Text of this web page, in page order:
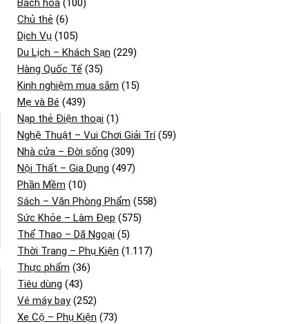
Bách hóa (100)
Chủ thẻ (6)
Dịch Vụ (105)
Du Lịch – Khách Sạn (229)
Hàng Quốc Tế (35)
Kinh nghiệm mua sắm (15)
Mẹ và Bé (439)
Nạp thẻ Điện thoại (1)
Nghệ Thuật – Vui Chơi Giải Trí(59)
Nhà cửa – Đời sống (309)
Nội Thất – Gia Dụng (497)
Phần Mềm (10)
Sách – Văn Phòng Phẩm (558)
Sức Khỏe – Làm Đẹp (575)
Thể Thao – Dã Ngoại (5)
Thời Trang – Phụ Kiện (1.117)
Thực phẩm (36)
Tiêu dùng (43)
Vé máy bay(252)
Xe Cộ – Phụ Kiện (73)